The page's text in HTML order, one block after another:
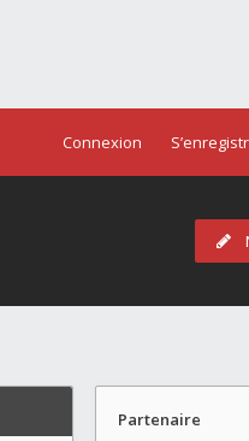
Connexion
Partenaire